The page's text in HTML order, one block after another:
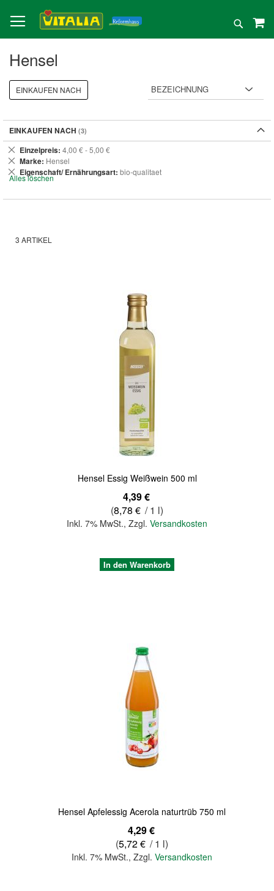
zum
Inhalt
Suche
Hensel
3 ARTIKEL
Hensel Essig Weißwein 500 ml
4,39 €
(8,78 € / 1 l)
Inkl. 7% MwSt., Zzgl. Versandkosten
In den Warenkorb
Hensel Apfelessig Acerola naturtrüb 750 ml
4,29 €
(5,72 € / 1 l)
Inkl. 7% MwSt.,Zzgl.Versandkosten
EINKAUFEN NACH
EINKAUFEN NACH
Einzelpreis 4,00 € - 5,00 €
Dies
entfernen
Marke Hensel
Dies
entfernen
Eigenschaft/ Ernährungsart bio-qualitaet
Dies
entfernen
Alles löschen